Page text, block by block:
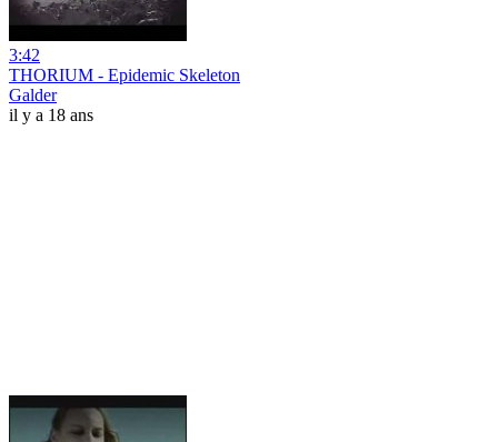
3:42
THORIUM - Epidemic Skeleton
Galder
il y a 18 ans